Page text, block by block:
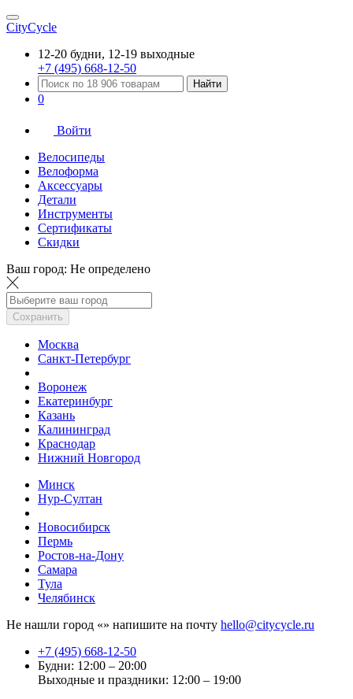
CityCycle
12-20 будни, 12-19 выходные
+7 (495) 668-12-50
Найти
0
Войти
Велосипеды
Велоформа
Аксессуары
Детали
Инструменты
Сертификаты
Скидки
Ваш город: Не определено
Сохранить
Москва
Санкт-Петербург
Воронеж
Екатеринбург
Казань
Калининград
Краснодар
Нижний Новгород
Минск
Нур-Султан
Новосибирск
Пермь
Ростов-на-Дону
Самара
Тула
Челябинск
Не нашли город «» напишите на почту hello@citycycle.ru
+7 (495) 668-12-50
Будни: 12:00 – 20:00
Выходные и праздники: 12:00 – 19:00